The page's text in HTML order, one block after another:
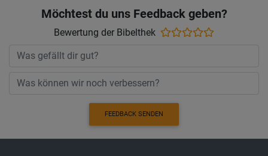
Möchtest du uns Feedback geben?
Bewertung der Bibelthek
FEEDBACK SENDEN